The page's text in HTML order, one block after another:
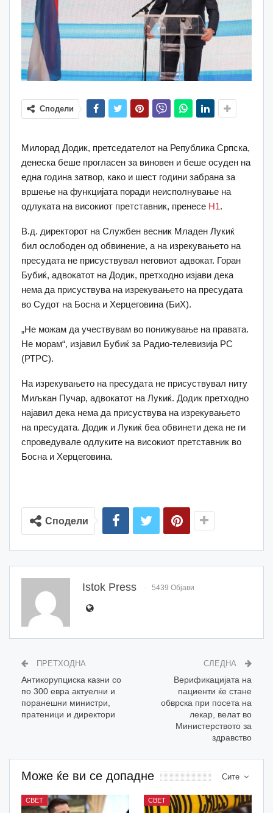
Сподели
Милорад Додик, претседателот на Република Српска,
денеска беше прогласен за виновен и беше осуден на
една година затвор, како и шест години забрана за
вршење на функцијата поради неисполнување на
одлуката на високиот претставник, пренесе Н1.
В.д. директорот на Службен весник Младен Лукиќ
бил ослободен од обвинение, а на изрекувањето на
пресудата не присуствувал неговиот адвокат. Горан
Бубиќ, адвокатот на Додик, претходно изјави дека
нема да присуствува на изрекувањето на пресудата
во Судот на Босна и Херцеговина (БиХ).
„Не можам да учествувам во понижување на правата.
Не морам“, изјавил Бубиќ за Радио-телевизија РС
(РТРС).
На изрекувањето на пресудата не присуствувал ниту
Миљкан Пучар, адвокатот на Лукиќ. Додик претходно
најавил дека нема да присуствува на изрекувањето
на пресудата. Додик и Лукиќ беа обвинети дека не ги
спроведувале одлуките на високиот претставник во
Босна и Херцеговина.
Сподели
Istok Press 5439 Објави
ПРЕТХОДНА
Антикорупциска казни со
по 300 евра актуелни и
поранешни министри,
пратеници и директори
СЛЕДНА
Верификацијата на
пациенти ќе стане
обврска при посета на
лекар, велат во
Министерството за
здравство
Сите
Може ќе ви се допадне
СВЕТ СВЕТ